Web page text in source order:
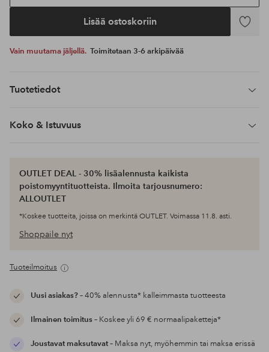
Lisää ostoskoriin
Lisää
Vain muutama jäljellä. Toimitetaan 3-6 arkipäivää
Tuotetiedot
Koko & Istuvuus
OUTLET DEAL - 30% lisäalennusta kaikista
poistomyyntituotteista. Ilmoita tarjousnumero:
ALLOUTLET
*Koskee tuotteita, joissa on merkintä OUTLET. Voimassa 11.8. asti.
Shoppaile nyt
Tuoteilmoitus
Uusi asiakas?– 40% alennusta* kalleimmasta tuotteesta
Ilmainen toimitus– Koskee yli 69 € normaalipaketteja*
Joustavat maksutavat– Maksa nyt, myöhemmin tai maksa erissä